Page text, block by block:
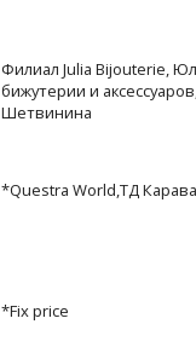
Филиал Julia Bijouterie,
бижутерии и
Шетвинина
*Questra World,ТД
*Fix price